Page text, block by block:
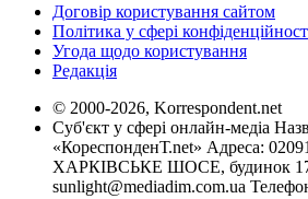
Договір користування сайтом
Політика у сфері
Угода щодо користування
Редакція
© 2000-2026, Korrespondent.net
Суб'єкт у сфері онлайн-медіа
«КореспонденТ.net» Адреса:
ХАРКІВСЬКЕ ШОСЕ, будинок
sunlight@mediadim.com.ua